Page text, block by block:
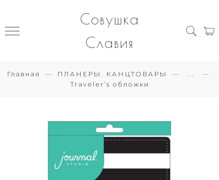
Совушка
Славия
Главная ПЛАНЕРЫ. КАНЦТОВАРЫ
Traveler’s обложки